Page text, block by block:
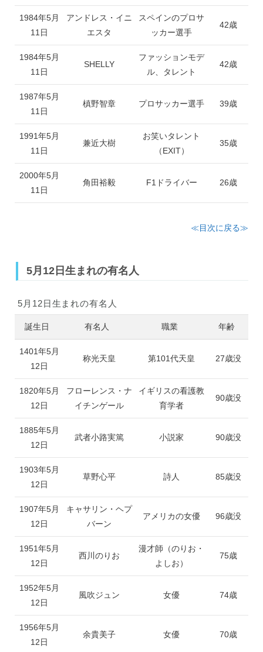
1984年5月
11日
アンドレス・イニ
エスタ
スペインのプロサ
ッカー選手
42歳
1984年5月
11日
SHELLY
ファッションモデ
ル、タレント
42歳
1987年5月
11日
槙野智章 プロサッカー選手 39歳
1991年5月
11日
兼近大樹
お笑いタレント
（EXIT）
35歳
2000年5月
11日
角田裕毅 F1ドライバー 26歳
≪目次に戻る≫
5月12日生まれの有名人
5月12日生まれの有名人
誕生日 有名人 職業 年齢
1401年5月
12日
称光天皇 第101代天皇 27歳没
1820年5月
12日
フローレンス・ナ
イチンゲール
イギリスの看護教
育学者
90歳没
1885年5月
12日
武者小路実篤 小説家 90歳没
1903年5月
12日
草野心平 詩人 85歳没
1907年5月
12日
キャサリン・ヘプ
バーン
アメリカの女優 96歳没
1951年5月
12日
西川のりお
漫才師（のりお・
よしお）
75歳
1952年5月
12日
風吹ジュン 女優 74歳
1956年5月
12日
余貴美子 女優 70歳